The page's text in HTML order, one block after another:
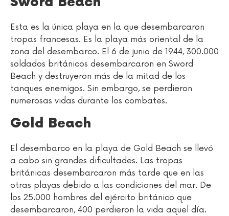
Esta es la única playa en la que desembarcaron
tropas francesas. Es la playa más oriental de la
zona del desembarco. El 6 de junio de 1944, 300.000
soldados británicos desembarcaron en Sword
Beach y destruyeron más de la mitad de los
tanques enemigos. Sin embargo, se perdieron
numerosas vidas durante los combates.
Gold Beach
El desembarco en la playa de Gold Beach se llevó
a cabo sin grandes dificultades. Las tropas
británicas desembarcaron más tarde que en las
otras playas debido a las condiciones del mar. De
los 25.000 hombres del ejército británico que
desembarcaron, 400 perdieron la vida aquel día.